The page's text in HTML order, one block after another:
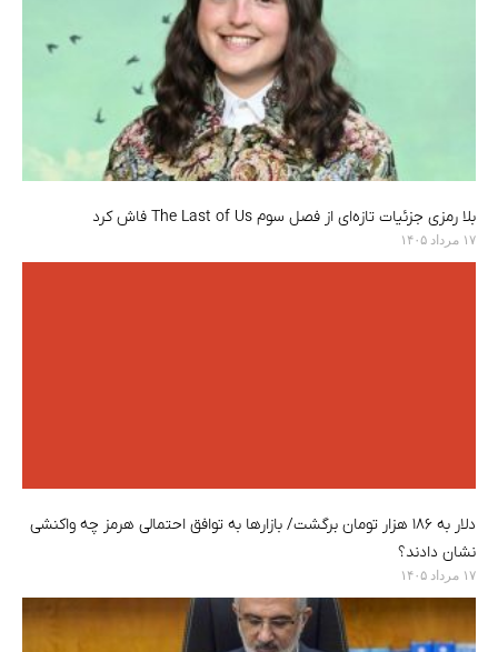
بلا رمزی جزئیات تازه‌ای از فصل سوم The Last of Us فاش کرد
۱۷ مرداد ۱۴۰۵
دلار به ۱۸۶ هزار تومان برگشت/ بازارها به توافق احتمالی هرمز چه واکنشی
نشان دادند؟
۱۷ مرداد ۱۴۰۵